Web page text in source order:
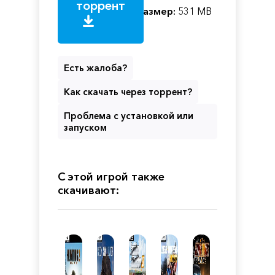
торрент Размер: 531 MB
Есть жалоба?
Как скачать через торрент?
Проблема с установкой или
запуском
С этой игрой также
скачивают: